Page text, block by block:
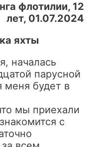
флотилии, 12
лет, 01.07.2024
яхты
началась
парусной
меня будет в
мы приехали
с